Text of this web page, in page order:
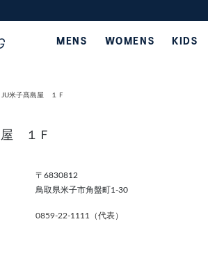
MENS WOMENS KIDS
JU米子髙島屋 １Ｆ
屋 １Ｆ
〒6830812
鳥取県米子市角盤町1-30
0859-22-1111（代表）